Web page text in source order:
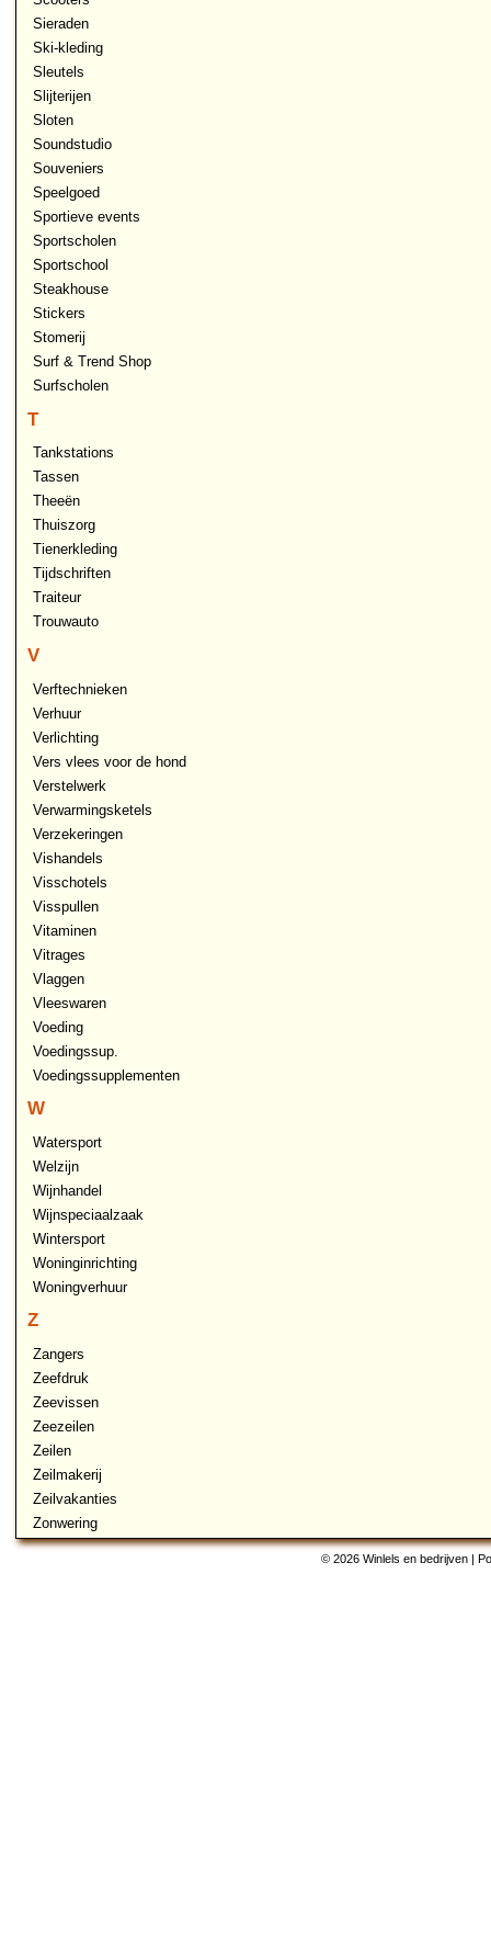
Sieraden
Ski-kleding
Sleutels
Slijterijen
Sloten
Soundstudio
Souveniers
Speelgoed
Sportieve events
Sportscholen
Sportschool
Steakhouse
Stickers
Stomerij
Surf & Trend Shop
Surfscholen
T
Tankstations
Tassen
Theeën
Thuiszorg
Tienerkleding
Tijdschriften
Traiteur
Trouwauto
V
Verftechnieken
Verhuur
Verlichting
Vers vlees voor de hond
Verstelwerk
Verwarmingsketels
Verzekeringen
Vishandels
Visschotels
Visspullen
Vitaminen
Vitrages
Vlaggen
Vleeswaren
Voeding
Voedingssup.
Voedingssupplementen
W
Watersport
Welzijn
Wijnhandel
Wijnspeciaalzaak
Wintersport
Woninginrichting
Woningverhuur
Z
Zangers
Zeefdruk
Zeevissen
Zeezeilen
Zeilen
Zeilmakerij
Zeilvakanties
Zonwering
© 2026 Winlels en bedrijven |